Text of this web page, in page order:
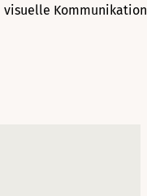
visuelle